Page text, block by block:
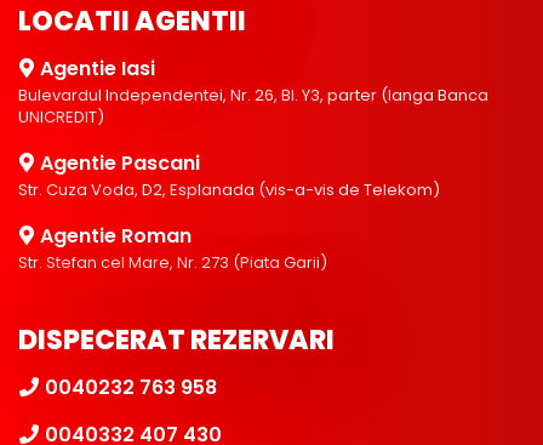
LOCATII AGENTII
Agentie Iasi
Bulevardul Independentei, Nr. 26, Bl. Y3, parter (langa Banca
UNICREDIT)
Agentie Pascani
Str. Cuza Voda, D2, Esplanada (vis-a-vis de Telekom)
Agentie Roman
Str. Stefan cel Mare, Nr. 273 (Piata Garii)
DISPECERAT REZERVARI
0040232 763 958
0040332 407 430